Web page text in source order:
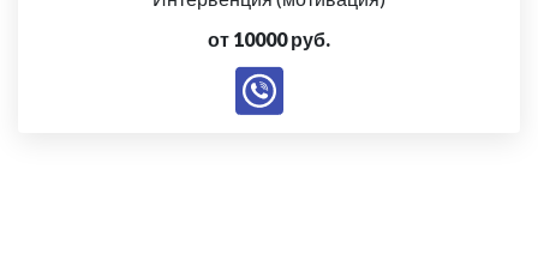
от 10000 руб.